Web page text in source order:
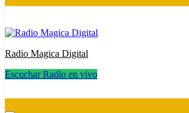
Radio Magica Digital
Escuchar Radio en vivo